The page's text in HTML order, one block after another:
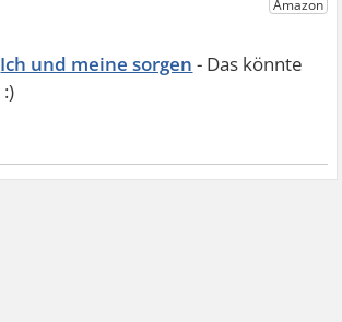
Ich und meine sorgen